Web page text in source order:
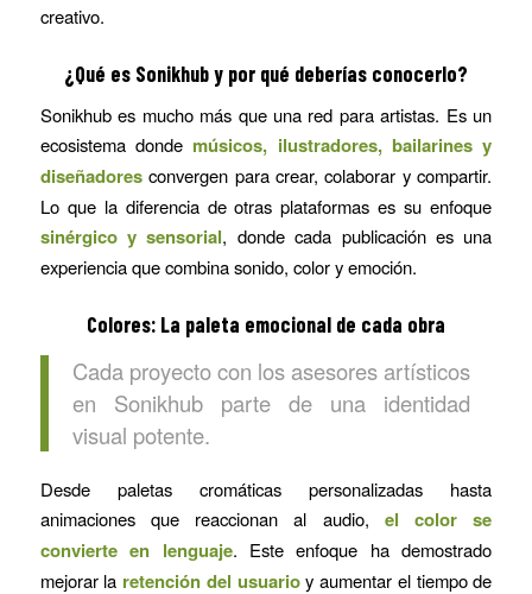
creativo.
¿Qué es Sonikhub y por qué deberías conocerlo?
Sonikhub es mucho más que una red para artistas. Es un
ecosistema donde músicos, ilustradores, bailarines y
diseñadoresconvergen para crear, colaborar y compartir.
Lo que la diferencia de otras plataformas es su enfoque
sinérgico y sensorial, donde cada publicación es una
experiencia que combina sonido, color y emoción.
Colores: La paleta emocional de cada obra
Cada proyecto con los asesores artísticos
en Sonikhub parte de una identidad
visual potente.
Desde paletas cromáticas personalizadas hasta
animaciones que reaccionan al audio, el color se
convierte en lenguaje. Este enfoque ha demostrado
mejorar la retención del usuarioy aumentar el tiempo de